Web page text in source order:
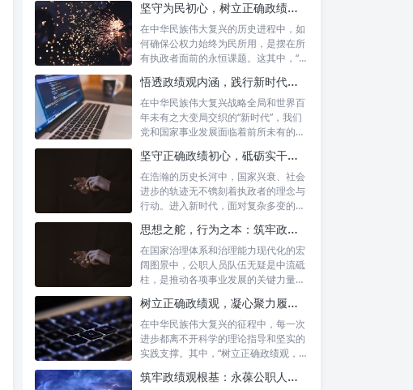
坚守为民初心，树立正确政绩观念：以人民为中心的治理之道
在中华民族伟大复兴的历史进程中，如
何确保公权力始终为民所用，是摆在所
有执政者面前的永恒课题。这其中，“坚
悟透政绩观内涵，践行新时代使命：书写高质量发展的时代答卷
在中华民族伟大复兴战略全局和世界百
年未有之大变局交织的“新时代”，我们
党和国家事业发展面临着前所未有的机
坚守正确政绩初心，砥砺实干担当精神：新时代高质量发展的核心引擎
在浩瀚的历史长河中，国家兴衰、社会
进步的轨迹无不镌刻着执政者的理念与
行动。进入新时代，面对复杂多变的国
思想之舵，行为之本：筑牢政绩观根基，永葆公职人员本色
在国家治理体系和治理能力现代化的宏
阔图景中，公职人员队伍无疑是中流砥
柱，是推动各项事业发展的关键力量。
树立正确政绩观，凝心聚力履职尽责：新时代下的治理智慧与实践路径
在中华民族伟大复兴的征程中，每一次
进步都离不开科学的理论指导和坚实的
实践支撑。其中，“树立正确政绩观，凝
筑牢政绩观根基：永葆公职人员本色的时代考量与实践路径